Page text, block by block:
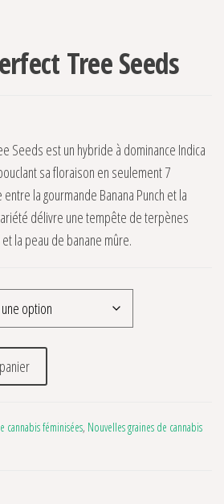
Tree Seeds
Seeds est un hybride à dominance Indica
sa floraison en seulement 7
la gourmande Banana Punch et la
délivre une tempête de terpènes
la peau de banane mûre.
Tree Seeds
cannabis féminisées, Nouvelles graines de cannabis